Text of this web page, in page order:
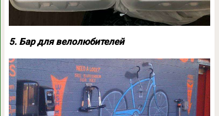
5. Бар для велолюбителей